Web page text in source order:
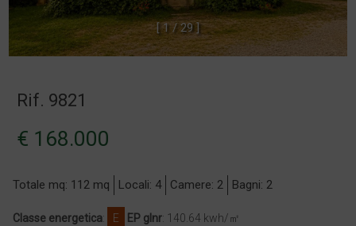
[ 1 / 29 ]
Rif. 9821
€ 168.000
Totale mq: 112 mq Locali: 4 Camere: 2 Bagni: 2
Classe energetica: E EP glnr: 140.64 kwh/㎡